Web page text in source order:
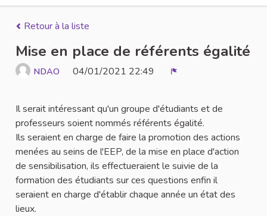
Retour à la liste
Mise en place de référents égalité
NDAO 04/01/2021 22:49
Il serait intéressant qu'un groupe d'étudiants et de
professeurs soient nommés référents égalité.
Ils seraient en charge de faire la promotion des actions
menées au seins de l'EEP, de la mise en place d'action
de sensibilisation, ils effectueraient le suivie de la
formation des étudiants sur ces questions enfin il
seraient en charge d'établir chaque année un état des
lieux.